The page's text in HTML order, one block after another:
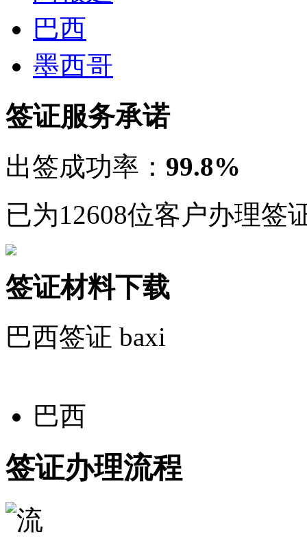
已为12608位客户办理签
签证材料下载
巴西签证 baxi
签证办理流程
签证必读
更多签证必读>>